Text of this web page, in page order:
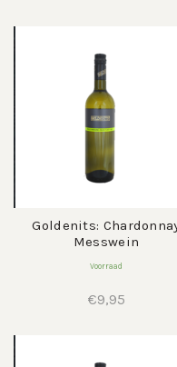
Goldenits:
Messwein
Voorraad
€9,95